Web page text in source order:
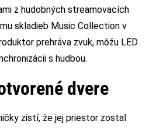
z hudobných streamovacích
skladieb Music Collection v
prehráva zvuk, môžu LED
s hudbou.
dvere
zistí, že jej priestor zostal